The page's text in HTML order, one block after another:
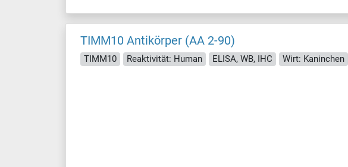
TIMM10 Antikörper (AA 2-90)
TIMM10 Reaktivität: Human ELISA, WB, IHC Wirt: Kaninchen